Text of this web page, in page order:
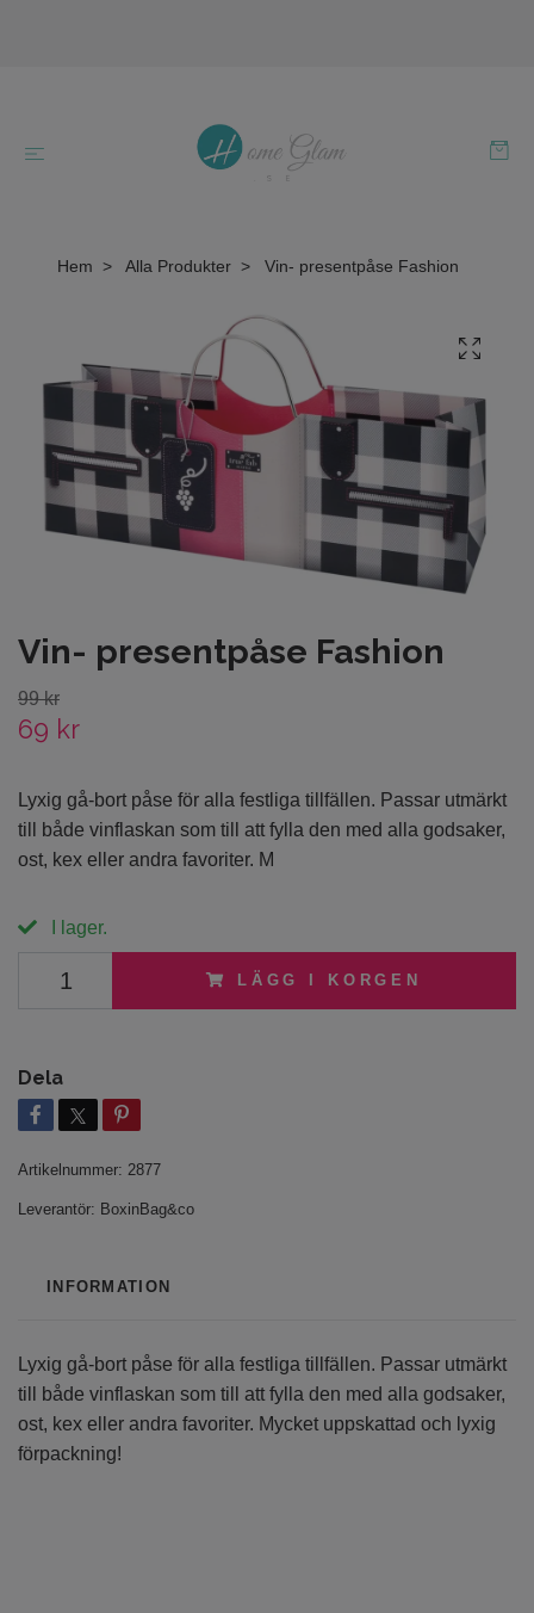
Hem Alla Produkter Vin- presentpåse Fashion
Vin- presentpåse Fashion
99 kr
69 kr
Lyxig gå-bort påse för alla festliga tillfällen. Passar utmärkt
till både vinflaskan som till att fylla den med alla godsaker,
ost, kex eller andra favoriter. M
I lager.
LÄGG I KORGEN
Dela
Artikelnummer: 2877
Leverantör: BoxinBag&co
INFORMATION
Lyxig gå-bort påse för alla festliga tillfällen. Passar utmärkt
till både vinflaskan som till att fylla den med alla godsaker,
ost, kex eller andra favoriter. Mycket uppskattad och lyxig
förpackning!